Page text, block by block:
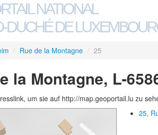
NATIONAL
DUCHÉ DE
/ Rue de la Montagne / 25
la Montagne, L-
um sie auf http://map.geoportail.lu zu
25,